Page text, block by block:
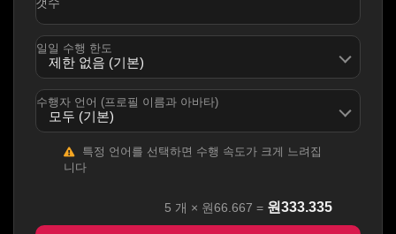
일일 수행 한도
수행자 언어 (프로필 이름과 아바타)
특정 언어를 선택하면 수행 속도가 크게 느려집
니다
5 개 × 원66.667 = 원333.335